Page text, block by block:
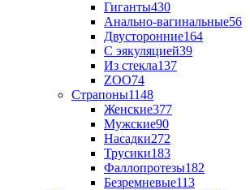
Гиганты430
Анально-вагинальные56
Двусторонние164
С эякуляцией39
Из стекла137
ZOO74
Страпоны1148
Женские377
Мужские90
Насадки272
Трусики183
Фаллопротезы182
Безремневые113